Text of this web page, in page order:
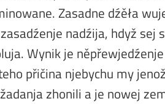
Zasadne dźěła
nadźija, hdyž sej
Wynik je
přičina njebychu my
zhonili a je nowej